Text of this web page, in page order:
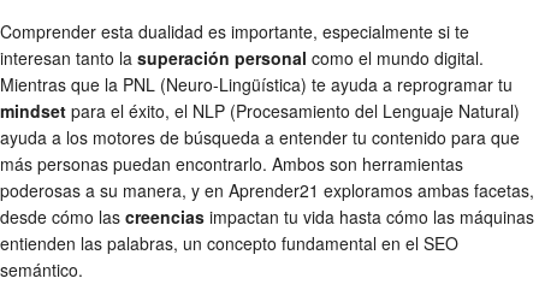
Comprender esta dualidad es importante, especialmente si te
interesan tanto la superación personal como el mundo digital.
Mientras que la PNL (Neuro-Lingüística) te ayuda a reprogramar tu
mindset para el éxito, el NLP (Procesamiento del Lenguaje Natural)
ayuda a los motores de búsqueda a entender tu contenido para que
más personas puedan encontrarlo. Ambos son herramientas
poderosas a su manera, y en Aprender21 exploramos ambas facetas,
desde cómo las creencias impactan tu vida hasta cómo las máquinas
entienden las palabras, un concepto fundamental en el SEO
semántico.